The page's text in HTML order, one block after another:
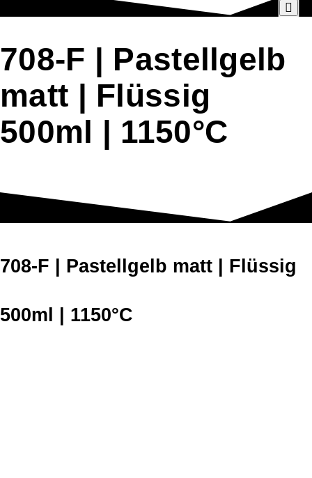
708-F | Pastellgelb
matt | Flüssig
500ml | 1150°C
708-F | Pastellgelb matt | Flüssig
500ml | 1150°C